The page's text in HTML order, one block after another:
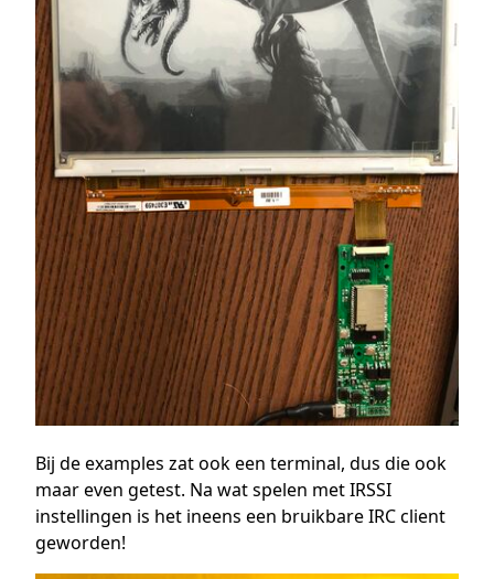
Bij de examples zat ook een terminal, dus die ook
maar even getest. Na wat spelen met IRSSI
instellingen is het ineens een bruikbare IRC client
geworden!